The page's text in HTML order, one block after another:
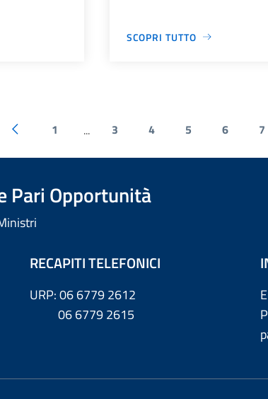
SCOPRI TUTTO
1 ... 3 4 5 6 7
Pari Opportunità
RECAPITI TELEFONICI
URP: 06 6779 2612
06 6779 2615